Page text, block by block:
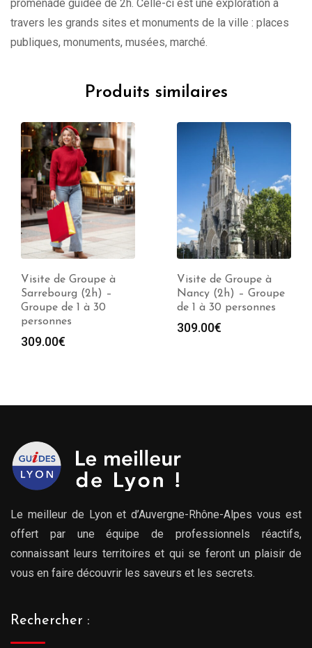
promenade guidée de 2h. Celle-ci est une exploration à
travers les grands sites et monuments de la ville : places
publiques, monuments, musées, marché.
Produits similaires
Visite de Groupe à
Sarrebourg (2h) –
Groupe de 1 à 30
personnes
309.00€
Visite de Groupe à
Nancy (2h) – Groupe
de 1 à 30 personnes
309.00€
Le meilleur de Lyon et d’Auvergne-Rhône-Alpes vous est
offert par une équipe de professionnels réactifs,
connaissant leurs territoires et qui se feront un plaisir de
vous en faire découvrir les saveurs et les secrets.
Rechercher :